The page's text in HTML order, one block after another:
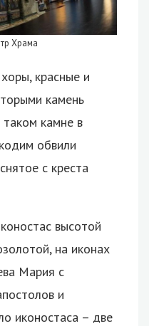
Храма
красные и
камень
камне в
обвили
с креста
высотой
на иконах
Мария с
и
иконостаса – две